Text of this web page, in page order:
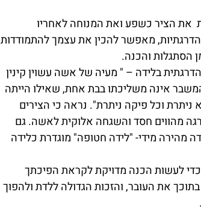
את הציר כשפע ואת המנוחה לאחריו
מאפשר להכין את עצמך להתמודדות
הסתגלות והכנה.
בלידה – " מעיה של אשה עשוין קינין
המשבר אינה משליכתו בבת אחת, שאילו הייתה
וכל פיקה ניתרת". נראה כי הצירים
מהווים חסד והשגחה אלוקית לאשה. גם
מהירה מידי- "לידה חטופה" מוגדרת כלידה
לעשות הכנה מדויקת לקראת הפיכתך
את העובר, והזכות הגדולה ללדת ולהפוך